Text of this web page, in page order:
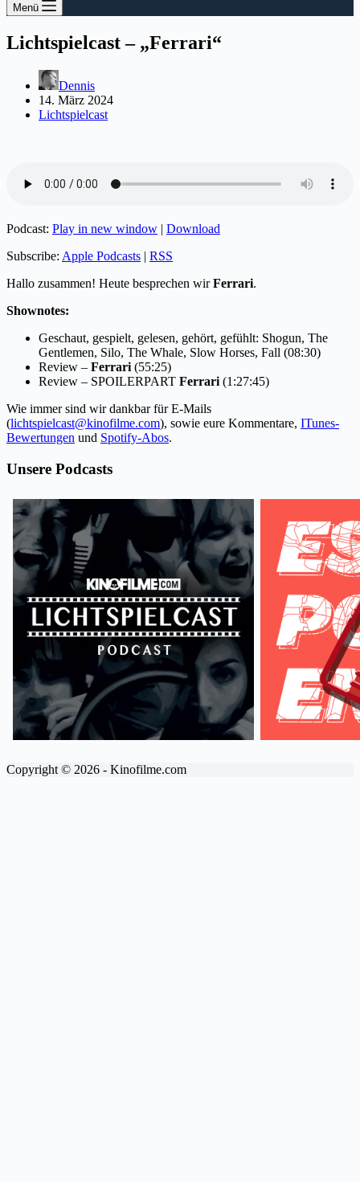
Menü
Lichtspielcast – „Ferrari“
Dennis
14. März 2024
Lichtspielcast
Podcast: Play in new window | Download
Subscribe: Apple Podcasts | RSS
Hallo zusammen! Heute besprechen wirFerrari.
Shownotes:
Geschaut, gespielt, gelesen, gehört, gefühlt: Shogun, The
Gentlemen, Silo, The Whale, Slow Horses, Fall (08:30)
Review – Ferrari (55:25)
Review – SPOILERPART Ferrari (1:27:45)
Wie immer sind wir dankbar für E-Mails
(lichtspielcast@kinofilme.com), sowie eure Kommentare, ITunes-
Bewertungen und Spotify-Abos.
Unsere Podcasts
Copyright © 2026 - Kinofilme.com